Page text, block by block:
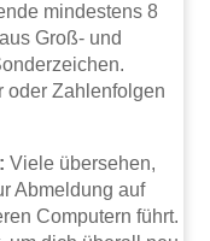
mindestens 8
Groß- und
oder Zahlenfolgen
Viele übersehen,
Abmeldung auf
Computern führt.